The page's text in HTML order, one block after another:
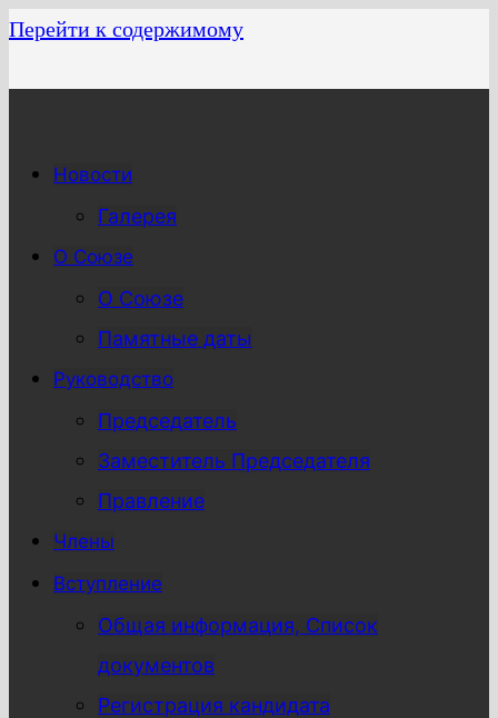
Перейти к содержимому
Новости
Галерея
О Союзе
О Союзе
Памятные даты
Руководство
Председатель
Заместитель Председателя
Правление
Члены
Вступление
Общая информация, Список
документов
Регистрация кандидата